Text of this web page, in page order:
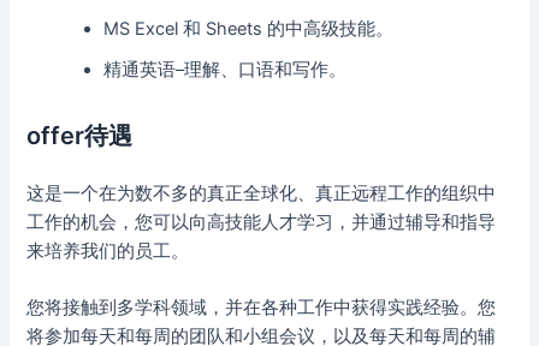
MS Excel 和 Sheets 的中高级技能。
精通英语–理解、口语和写作。
offer待遇
这是一个在为数不多的真正全球化、真正远程工作的组织中
工作的机会，您可以向高技能人才学习，并通过辅导和指导
来培养我们的员工。
您将接触到多学科领域，并在各种工作中获得实践经验。您
将参加每天和每周的团队和小组会议，以及每天和每周的辅